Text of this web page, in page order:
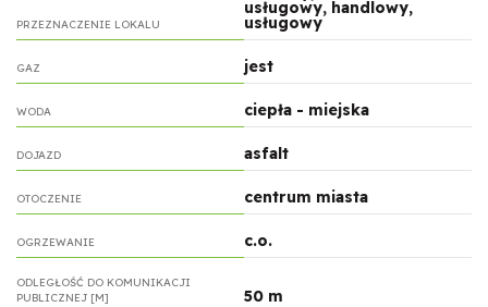
PRZEZNACZENIE LOKALU
usługowy, handlowy,
usługowy
GAZ jest
WODA ciepła - miejska
DOJAZD asfalt
OTOCZENIE centrum miasta
OGRZEWANIE c.o.
ODLEGŁOŚĆ DO KOMUNIKACJI
PUBLICZNEJ [M]
50 m